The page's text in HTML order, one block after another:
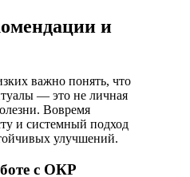
и
важно понять, что
— это не личная
Вовремя
и системный подход
улучшений.
с ОКР